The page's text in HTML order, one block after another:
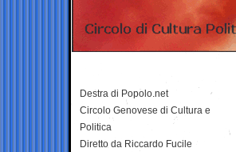
Destra di Popolo.net
Circolo Genovese di Cultura e
Politica
Diretto da Riccardo Fucile